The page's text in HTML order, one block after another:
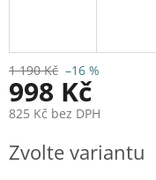
1 190 Kč –16 %
998 Kč
825 Kč bez DPH
cena:
Zvolte variantu